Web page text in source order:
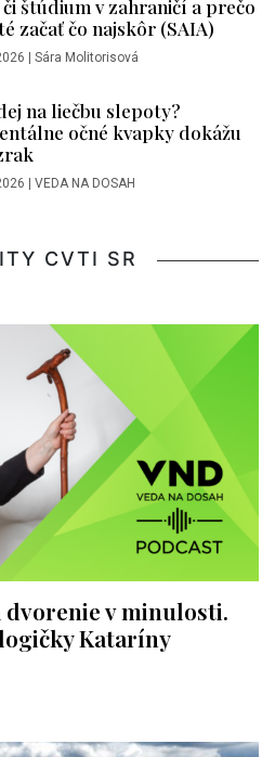
štúdium v zahraničí a prečo
začať čo najskôr (SAIA)
Sára Molitorisová
na liečbu slepoty?
očné kvapky dokážu
VEDA NA DOSAH
CVTI SR
dvorenie v minulosti.
Kataríny